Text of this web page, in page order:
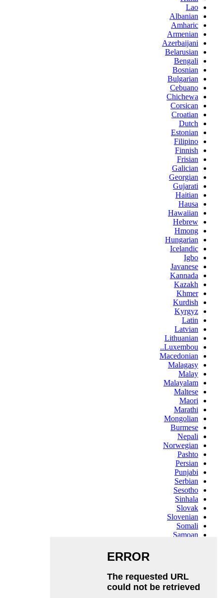
Lao
Albanian
Amharic
Armenian
Azerbaijani
Belarusian
Bengali
Bosnian
Bulgarian
Cebuano
Chichewa
Corsican
Croatian
Dutch
Estonian
Filipino
Finnish
Frisian
Galician
Georgian
Gujarati
Haitian
Hausa
Hawaiian
Hebrew
Hmong
Hungarian
Icelandic
Igbo
Javanese
Kannada
Kazakh
Khmer
Kurdish
Kyrgyz
Latin
Latvian
Lithuanian
Luxembou..
Macedonian
Malagasy
Malay
Malayalam
Maltese
Maori
Marathi
Mongolian
Burmese
Nepali
Norwegian
Pashto
Persian
Punjabi
Serbian
Sesotho
Sinhala
Slovak
Slovenian
Somali
Samoan
Swahili
Tajik